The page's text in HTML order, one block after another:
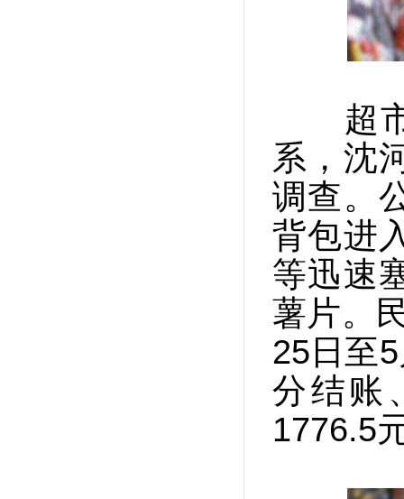
超市
系，沈
调查。
背包进
等迅速
薯片。
25日至
分结账
1776.5